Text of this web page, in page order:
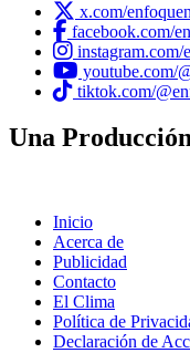
x.com/
facebook.com/
instagram.com/
youtube.com/
tiktok.com/
Una
Inicio
Acerca de
Publicidad
Contacto
El Clima
Política de
Declaración de